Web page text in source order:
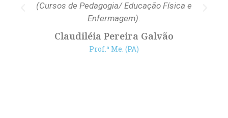
(Cursos de Pedagogia/ Educação Física e
Enfermagem).
Claudiléia Pereira Galvão
Prof.ª Me. (PA)